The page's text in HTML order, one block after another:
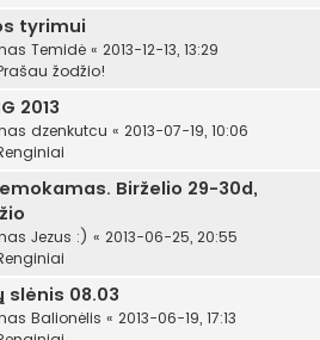
tyrimui
Temidė « 2013-12-13, 13:29
žodžio!
2013
dzenkutcu « 2013-07-19, 10:06
Birželio 29-30d,
Jezus :) « 2013-06-25, 20:55
slėnis 08.03
Balionėlis « 2013-06-19, 17:13